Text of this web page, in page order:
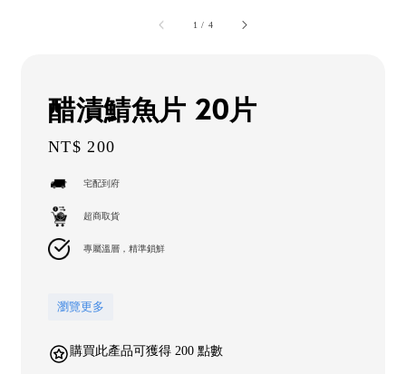
1 / 4
醋漬鯖魚片 20片
Regular
NT$ 200
宅配到府
超商取貨
專屬溫層，精準鎖鮮
瀏覽更多
購買此產品可獲得 200 點數